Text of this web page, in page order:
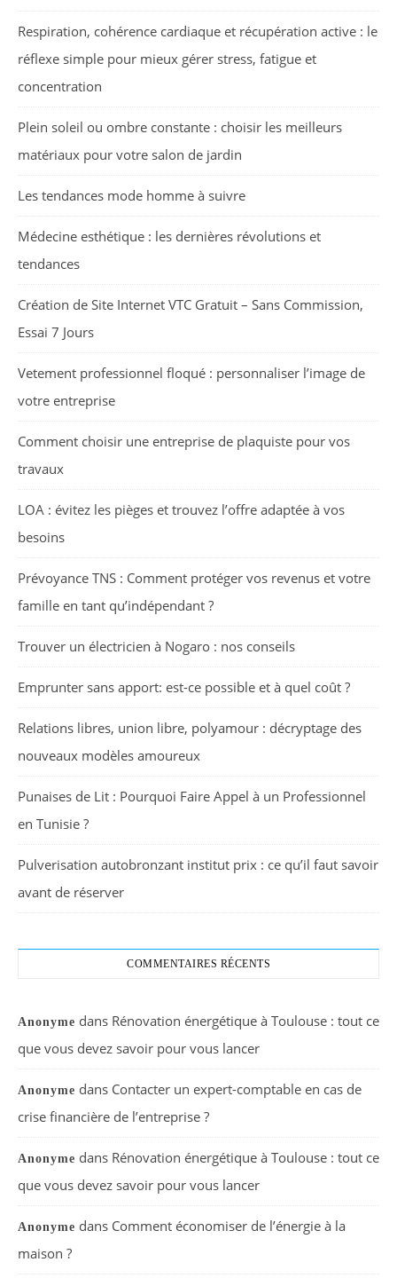
Respiration, cohérence cardiaque et récupération active : le
réflexe simple pour mieux gérer stress, fatigue et
concentration
Plein soleil ou ombre constante : choisir les meilleurs
matériaux pour votre salon de jardin
Les tendances mode homme à suivre
Médecine esthétique : les dernières révolutions et
tendances
Création de Site Internet VTC Gratuit – Sans Commission,
Essai 7 Jours
Vetement professionnel floqué : personnaliser l’image de
votre entreprise
Comment choisir une entreprise de plaquiste pour vos
travaux
LOA : évitez les pièges et trouvez l’offre adaptée à vos
besoins
Prévoyance TNS : Comment protéger vos revenus et votre
famille en tant qu’indépendant ?
Trouver un électricien à Nogaro : nos conseils
Emprunter sans apport: est-ce possible et à quel coût ?
Relations libres, union libre, polyamour : décryptage des
nouveaux modèles amoureux
Punaises de Lit : Pourquoi Faire Appel à un Professionnel
en Tunisie ?
Pulverisation autobronzant institut prix : ce qu’il faut savoir
avant de réserver
COMMENTAIRES RÉCENTS
Anonyme dans Rénovation énergétique à Toulouse : tout ce
que vous devez savoir pour vous lancer
Anonyme dans Contacter un expert-comptable en cas de
crise financière de l’entreprise ?
Anonyme dans Rénovation énergétique à Toulouse : tout ce
que vous devez savoir pour vous lancer
Anonyme dans Comment économiser de l’énergie à la
maison ?